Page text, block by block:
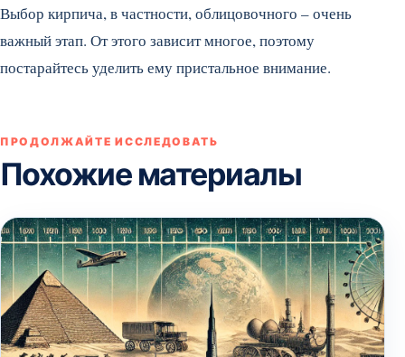
Выбор кирпича, в частности, облицовочного – очень
важный этап. От этого зависит многое, поэтому
постарайтесь уделить ему пристальное внимание.
ПРОДОЛЖАЙТЕ ИССЛЕДОВАТЬ
Похожие материалы